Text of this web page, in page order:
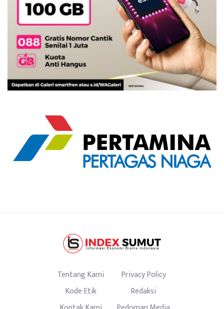
Tentang Kami
Privacy Policy
Kode Etik
Redaksi